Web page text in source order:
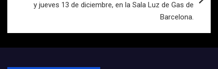
y jueves 13 de diciembre, en la Sala Luz de Gas de
Barcelona.